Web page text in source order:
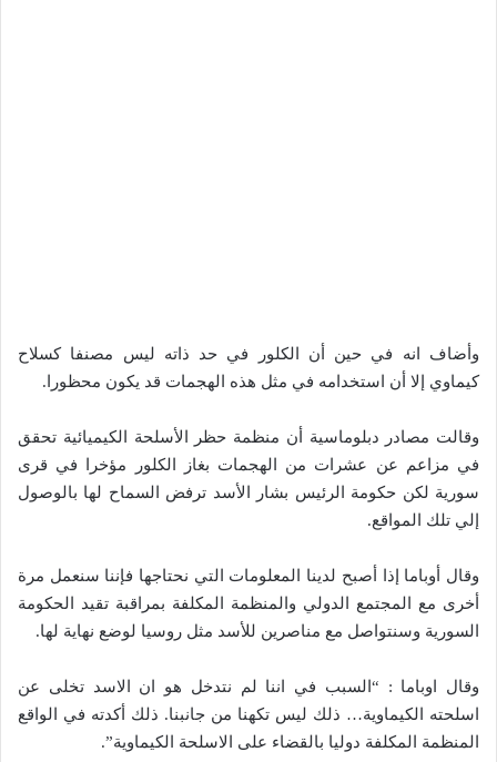
وأضاف انه في حين أن الكلور في حد ذاته ليس مصنفا كسلاح
كيماوي إلا أن استخدامه في مثل هذه الهجمات قد يكون محظورا.
وقالت مصادر دبلوماسية أن منظمة حظر الأسلحة الكيميائية تحقق
في مزاعم عن عشرات من الهجمات بغاز الكلور مؤخرا في قرى
سورية لكن حكومة الرئيس بشار الأسد ترفض السماح لها بالوصول
إلي تلك المواقع.
وقال أوباما إذا أصبح لدينا المعلومات التي نحتاجها فإننا سنعمل مرة
أخرى مع المجتمع الدولي والمنظمة المكلفة بمراقبة تقيد الحكومة
السورية وسنتواصل مع مناصرين للأسد مثل روسيا لوضع نهاية لها.
وقال اوباما : “السبب في اننا لم نتدخل هو ان الاسد تخلى عن
اسلحته الكيماوية… ذلك ليس تكهنا من جانبنا. ذلك أكدته في الواقع
المنظمة المكلفة دوليا بالقضاء على الاسلحة الكيماوية”.